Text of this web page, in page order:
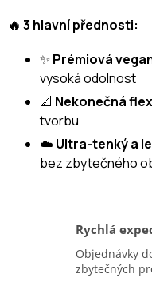
🔥 3 hlavní přednosti:
✨ Prémiová
vysoká odolnost
📐 Nekonečná
tvorbu
☁️ Ultra-tenký a
bez zbytečného
Rychlá
Objednávky
zbytečných